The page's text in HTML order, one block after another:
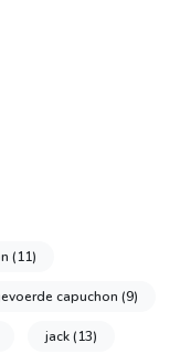
(11)
capuchon (9)
jack(13)